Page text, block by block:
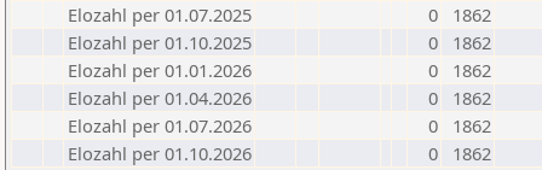
Elozahl per 01.07.2025
0
1862
Elozahl per 01.10.2025
0
1862
Elozahl per 01.01.2026
0
1862
Elozahl per 01.04.2026
0
1862
Elozahl per 01.07.2026
0
1862
Elozahl per 01.10.2026
0 1862